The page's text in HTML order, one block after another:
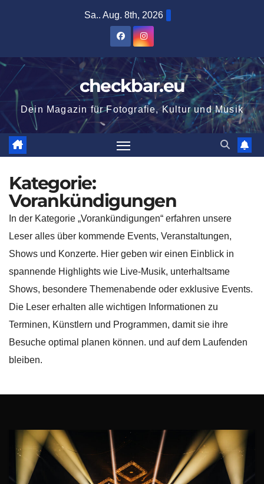
Sa.. Aug. 8th, 2026
checkbar.eu
Dein Magazin für Fotografie, Kultur und Musik
Kategorie:
Vorankündigungen
In der Kategorie „Vorankündigungen“ erfahren unsere
Leser alles über kommende Events, Veranstaltungen,
Shows und Konzerte. Hier geben wir einen Einblick in
spannende Highlights wie Live-Musik, unterhaltsame
Shows, besondere Themenabende oder exklusive Events.
Die Leser erhalten alle wichtigen Informationen zu
Terminen, Künstlern und Programmen, damit sie ihre
Besuche optimal planen können. und auf dem Laufenden
bleiben.